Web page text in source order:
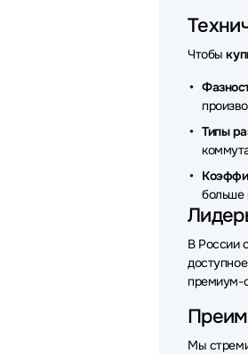
Чтобы
Типы
больше
В России
премиум-
Мы